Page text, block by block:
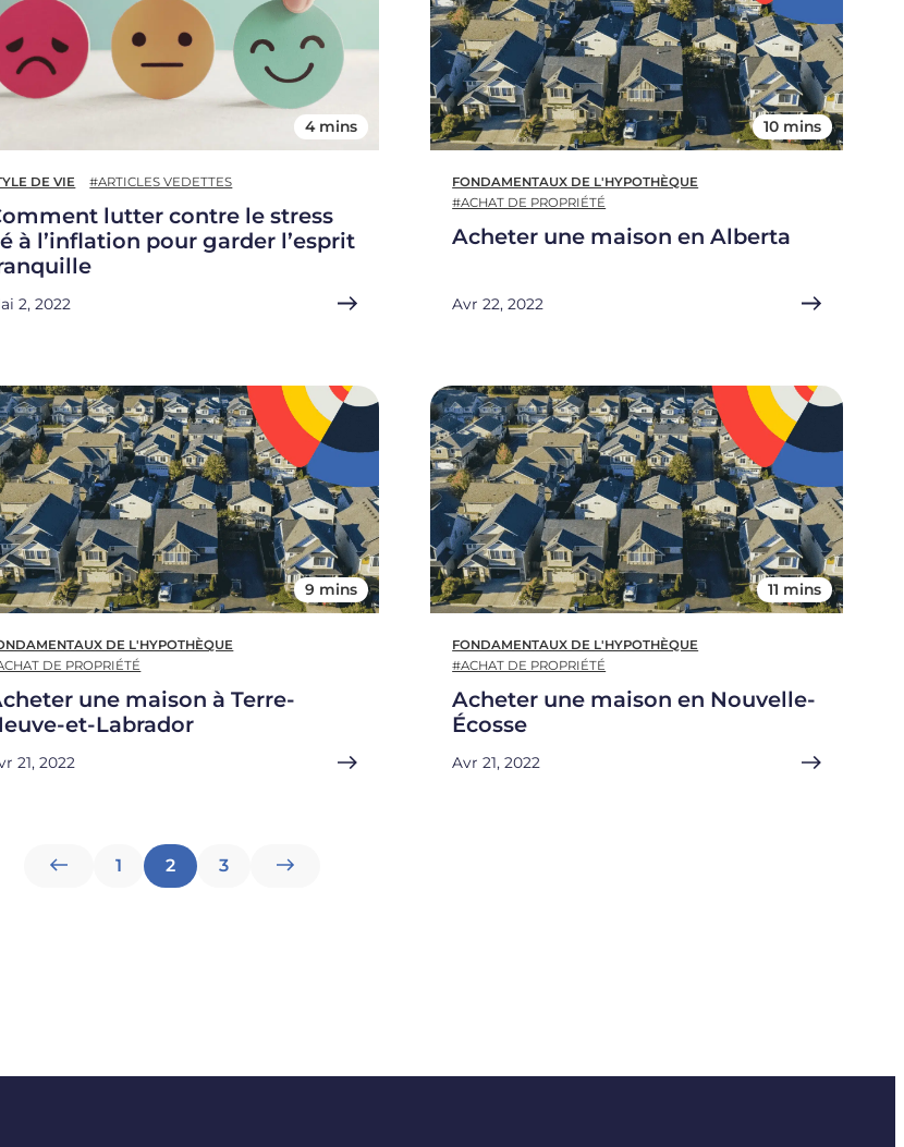
4 mins
DE VIE #ARTICLES VEDETTES
lutter contre le stress
à l’inflation pour garder l’esprit
2, 2022
10 mins
FONDAMENTAUX DE L'HYPOTHÈQUE
#ACHAT DE PROPRIÉTÉ
Acheter une maison en Alberta
Avr 22, 2022
9 mins
DE L'HYPOTHÈQUE
DE PROPRIÉTÉ
une maison à Terre-
et-Labrador
21, 2022
11 mins
FONDAMENTAUX DE L'HYPOTHÈQUE
#ACHAT DE PROPRIÉTÉ
Acheter une maison en Nouvelle-
Écosse
Avr 21, 2022
Pagination
1 2 3